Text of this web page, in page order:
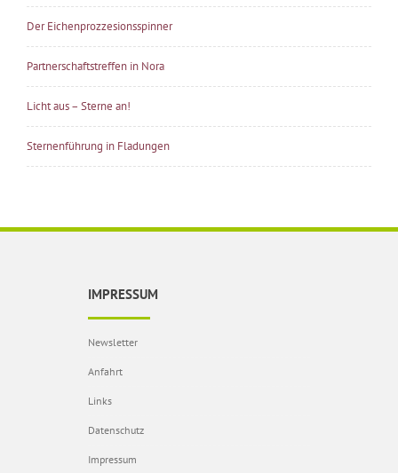
Der Eichenprozzesionsspinner
Partnerschaftstreffen in Nora
Licht aus – Sterne an!
Sternenführung in Fladungen
IMPRESSUM
Newsletter
Anfahrt
Links
Datenschutz
Impressum